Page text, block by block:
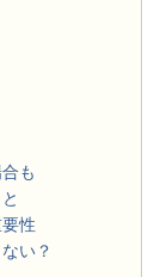
も
性
い？